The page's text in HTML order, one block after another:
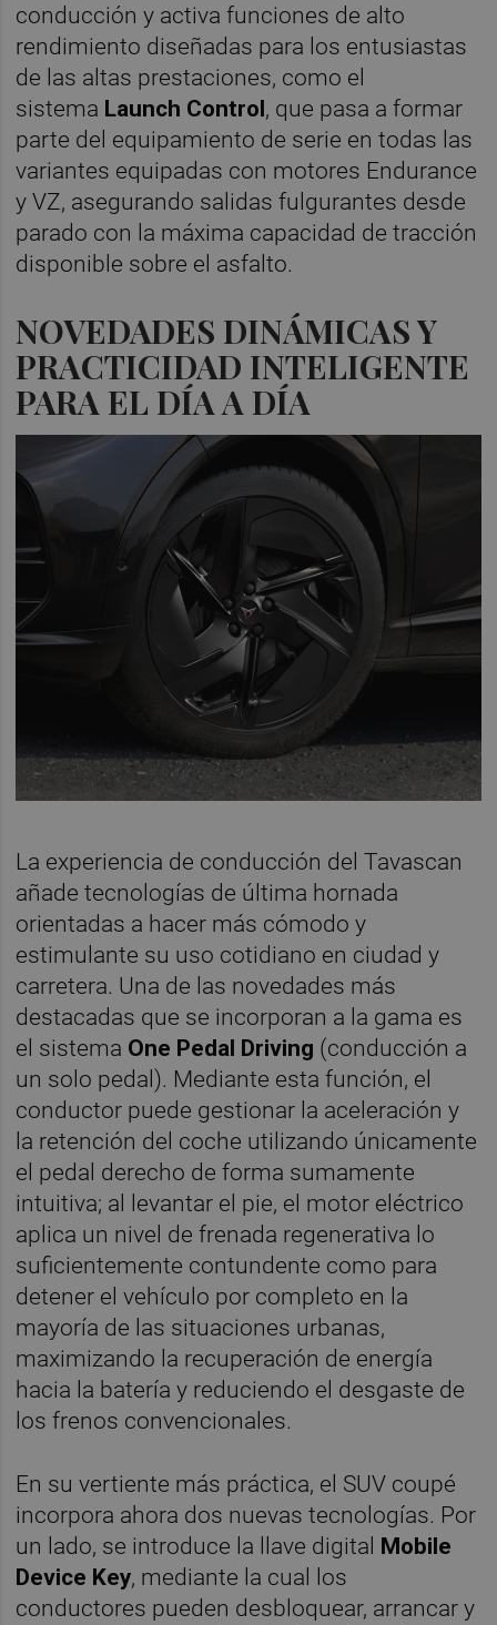
conducción y activa funciones de alto
rendimiento diseñadas para los entusiastas
de las altas prestaciones, como el
sistema Launch Control , que pasa a formar
parte del equipamiento de serie en todas las
variantes equipadas con motores Endurance
y VZ, asegurando salidas fulgurantes desde
parado con la máxima capacidad de tracción
disponible sobre el asfalto.
NOVEDADES DINÁMICAS Y
PRACTICIDAD INTELIGENTE
PARA EL DÍA A DÍA
La experiencia de conducción del Tavascan
añade tecnologías de última hornada
orientadas a hacer más cómodo y
estimulante su uso cotidiano en ciudad y
carretera. Una de las novedades más
destacadas que se incorporan a la gama es
el sistema One Pedal Driving (conducción a
un solo pedal). Mediante esta función, el
conductor puede gestionar la aceleración y
la retención del coche utilizando únicamente
el pedal derecho de forma sumamente
intuitiva; al levantar el pie, el motor eléctrico
aplica un nivel de frenada regenerativa lo
suficientemente contundente como para
detener el vehículo por completo en la
mayoría de las situaciones urbanas,
maximizando la recuperación de energía
hacia la batería y reduciendo el desgaste de
los frenos convencionales.
En su vertiente más práctica, el SUV coupé
incorpora ahora dos nuevas tecnologías. Por
un lado, se introduce la llave digital
Mobile
Device Key, mediante la cual los
conductores pueden desbloquear, arrancar y